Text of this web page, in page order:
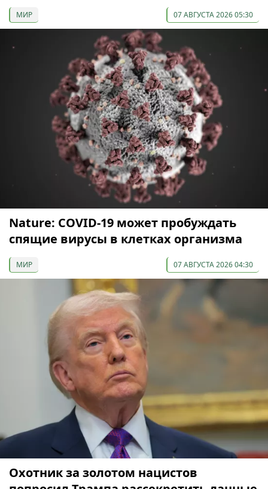
МИР 07 АВГУСТА 2026 05:30
Nature: COVID-19 может пробуждать
спящие вирусы в клетках организма
МИР 07 АВГУСТА 2026 04:30
Охотник за золотом нацистов